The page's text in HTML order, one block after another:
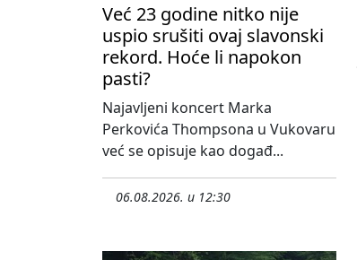
Već 23 godine nitko nije
uspio srušiti ovaj slavonski
rekord. Hoće li napokon
pasti?
Najavljeni koncert Marka
Perkovića Thompsona u Vukovaru
već se opisuje kao događ...
06.08.2026. u 12:30